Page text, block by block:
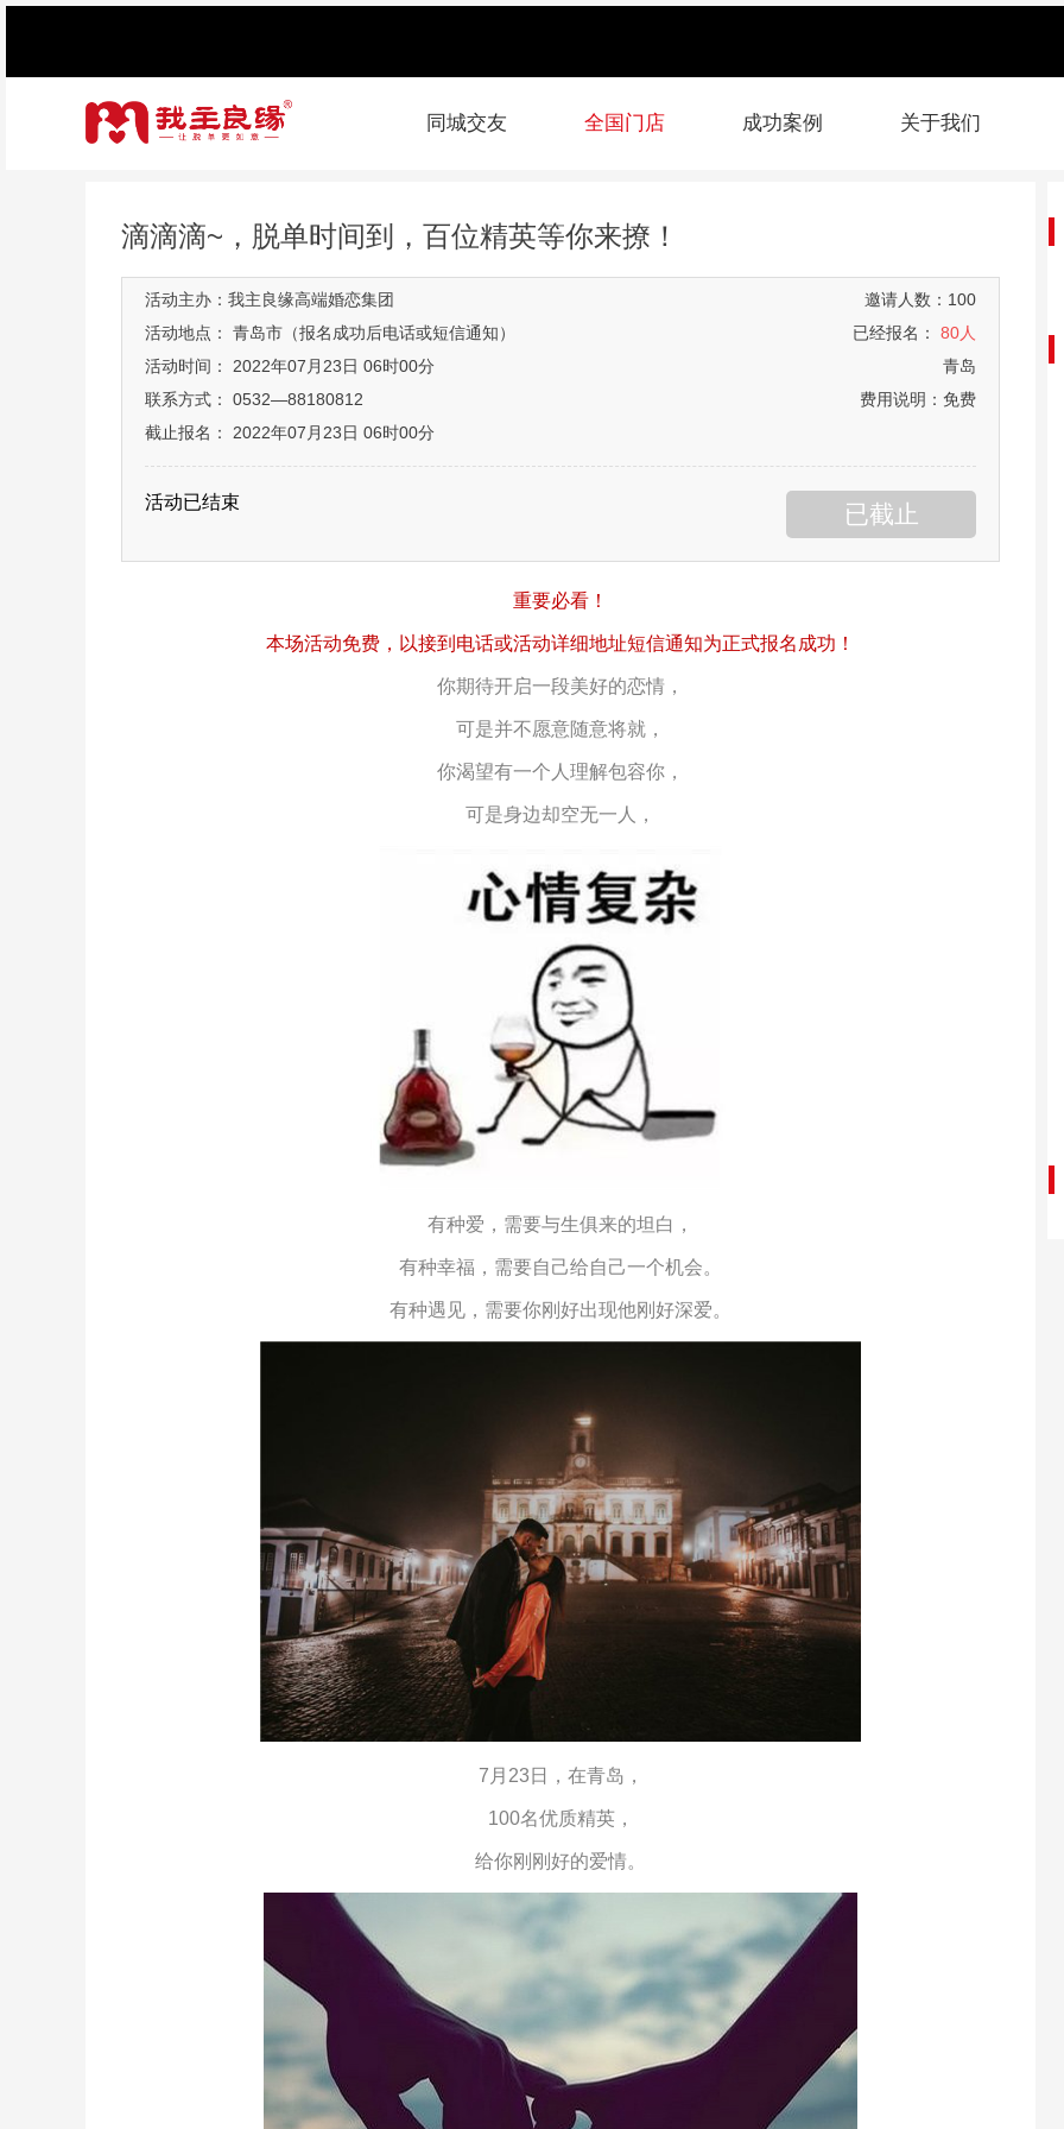
同城交友 全国门店 成功案例 关于我们
滴滴滴~，脱单时间到，百位精英等你来撩！
活动主办：我主良缘高端婚恋集团
邀请人数：100
活动地点： 青岛市（报名成功后电话或短信通知）
已经报名： 80人
活动时间： 2022年07月23日 06时00分
青岛
联系方式： 0532—88180812
费用说明：免费
截止报名： 2022年07月23日 06时00分
活动已结束 已截止
重要必看！
本场活动免费，以接到电话或活动详细地址短信通知为正式报名成功！
你期待开启一段美好的恋情，
可是并不愿意随意将就，
你渴望有一个人理解包容你，
可是身边却空无一人，
有种爱，需要与生俱来的坦白，
有种幸福，需要自己给自己一个机会。
有种遇见，需要你刚好出现他刚好深爱。
7月23日， 在青岛，
100名优质精英，
给你刚刚好的爱情。